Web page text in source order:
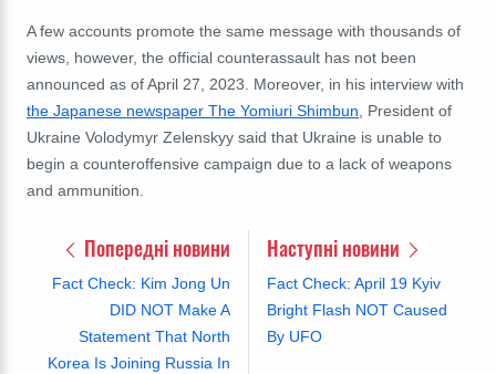
A few accounts promote the same message with thousands of
views, however, the official counterassault has not been
announced as of April 27, 2023. Moreover, in his interview with
the Japanese newspaper The Yomiuri Shimbun, President of
Ukraine Volodymyr Zelenskyy said that Ukraine is unable to
begin a counteroffensive campaign due to a lack of weapons
and ammunition.
Попередні новини
Fact Check: Kim Jong Un
DID NOT Make A
Statement That North
Korea Is Joining Russia In
Наступні новини
Fact Check: April 19 Kyiv
Bright Flash NOT Caused
By UFO